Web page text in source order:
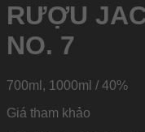
RƯỢU
NO. 7
700ml, 1000ml / 40%
Giá tham khảo